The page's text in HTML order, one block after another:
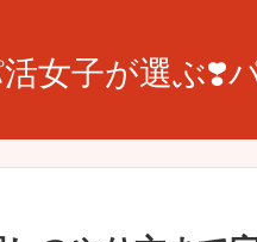
活女子が選ぶ